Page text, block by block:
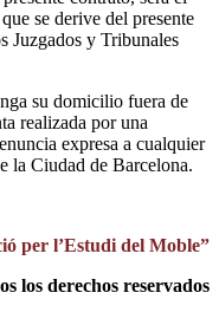
se derive del presente
Juzgados y Tribunales
su domicilio fuera de
realizada por una
expresa a cualquier
la Ciudad de Barcelona.
per l’Estudi del Moble”
los derechos reservados